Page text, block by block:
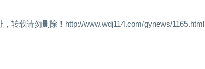
转载请勿删除！http://www.wdj114.com/gynews/1165.html